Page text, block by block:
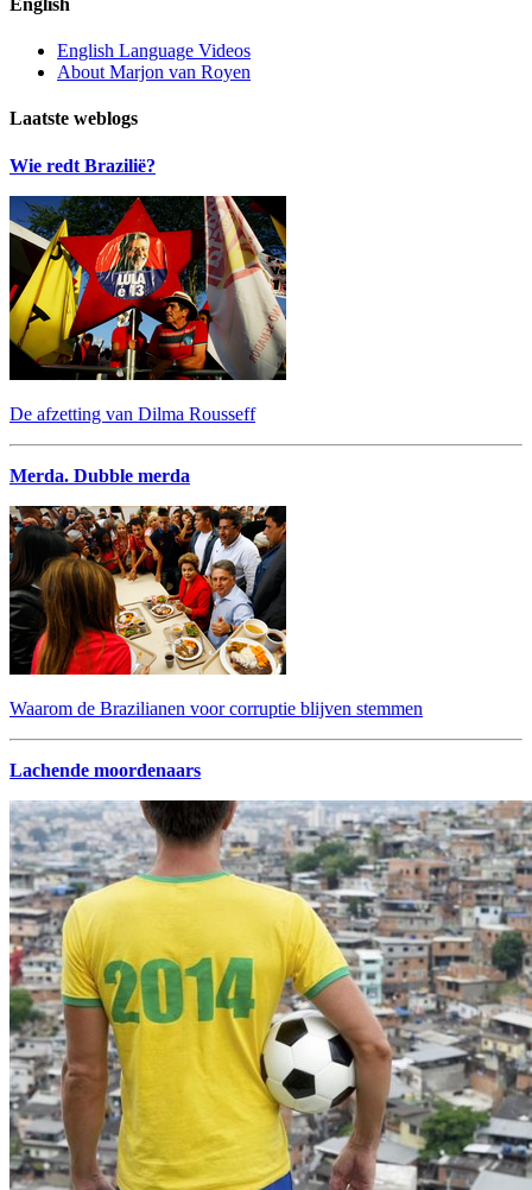
English Language Videos
About Marjon van Royen
Laatste weblogs
Wie redt Brazilië?
De afzetting van Dilma Rousseff
Merda. Dubble merda
Waarom de Brazilianen voor corruptie blijven stemmen
Lachende moordenaars